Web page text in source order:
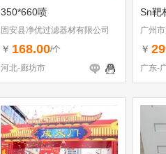
350*660喷
固安县净优过滤器材有限公司
￥ 168.00/个
河北-廊坊市
Sn靶
广州
￥
广东-